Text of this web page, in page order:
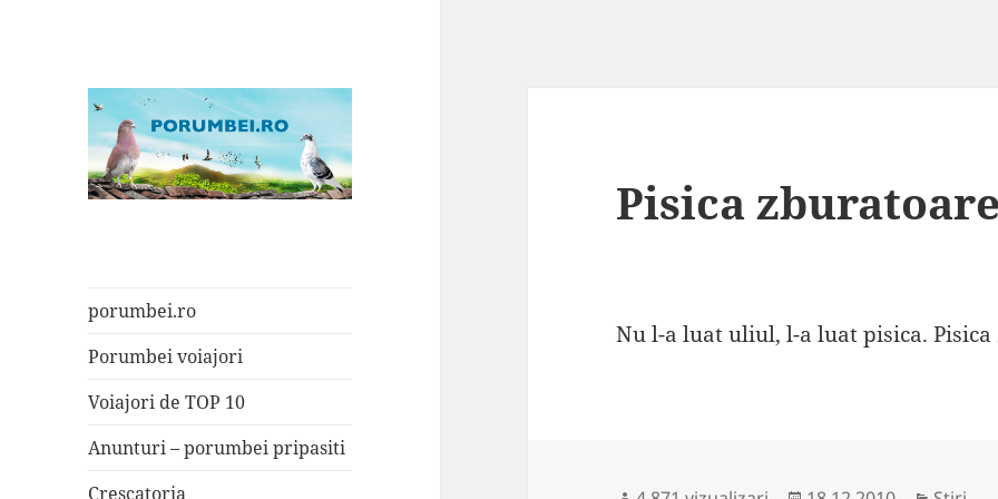
porumbei.ro
Porumbei voiajori
Voiajori de TOP 10
Anunturi – porumbei pripasiti
Crescatoria
Pisica zburatoare
Nu l-a luat uliul, l-a luat pisica.